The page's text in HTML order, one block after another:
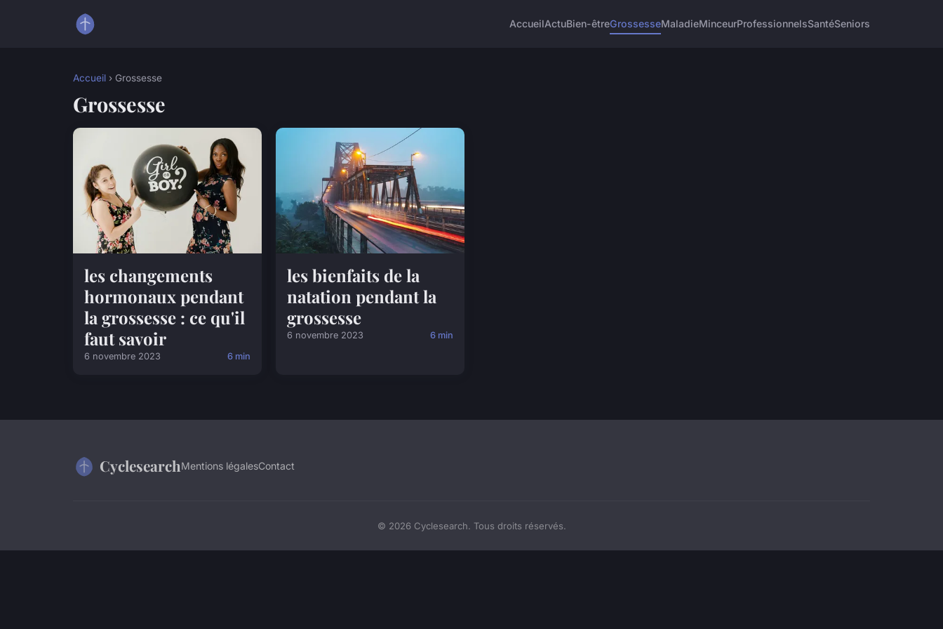
AccueilActuBien-êtreGrossesseMaladieMinceurProfessionnelsSantéSeniors
Accueil › Grossesse
Grossesse
les changements
hormonaux pendant
la grossesse : ce qu'il
faut savoir
6 novembre 2023 6 min
les bienfaits de la
natation pendant la
grossesse
6 novembre 2023 6 min
CyclesearchMentions légalesContact
© 2026 Cyclesearch. Tous droits réservés.